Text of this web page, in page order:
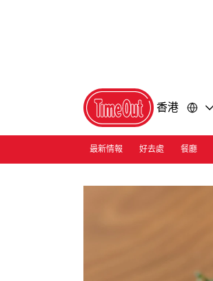
香港
最新情報 好去處 餐廳